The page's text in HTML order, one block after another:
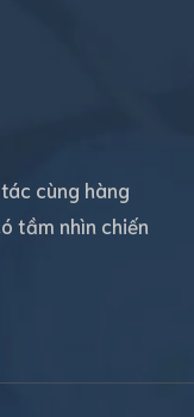
cùng hàng
tầm nhìn chiến